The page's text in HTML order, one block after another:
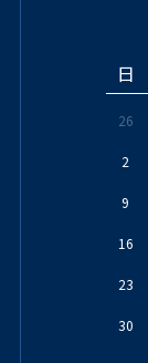
日
26
2
9
16
23
30